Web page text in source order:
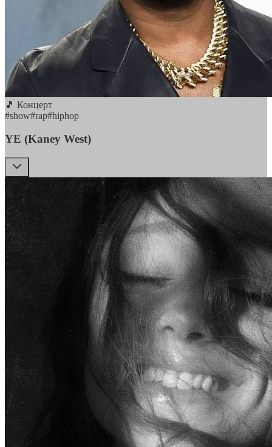
🎵 Концерт
#show#rap#hiphop
YE (Kaney West)